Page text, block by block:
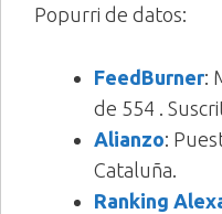
Popurri de datos:
FeedBurner:
de 554 .
Alianzo:
Cataluña.
Ranking